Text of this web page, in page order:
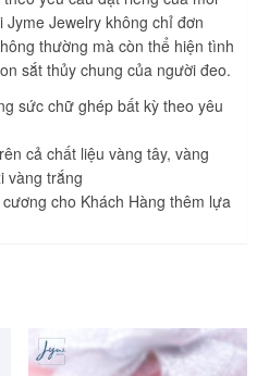
Jewelry không chỉ đơn
thường mà còn thể hiện tình
sắt thủy chung của người đeo.
sức chữ ghép bất kỳ theo yêu
cả chất liệu vàng tây, vàng
vàng trắng
cho Khách Hàng thêm lựa